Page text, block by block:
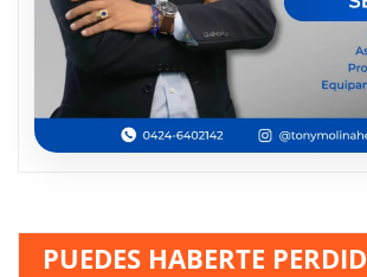
PUEDES HABERTE